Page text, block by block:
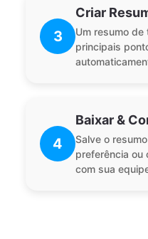
3
Criar
Um resumo
principais
4
Baixar &
Salve o
preferência ou
com sua